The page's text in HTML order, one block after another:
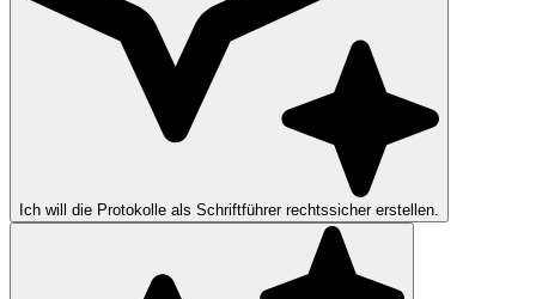
Ich will die Protokolle als Schriftführer rechtssicher erstellen.